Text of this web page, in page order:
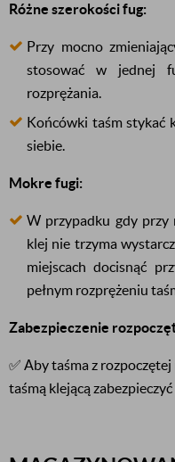
Różne szerokości fug:
Przy mocno
stosować w jednej
rozprężania.
Końcówki taśm stykać
siebie.
Mokre fugi:
W przypadku gdy przy
klej nie trzyma
miejscach docisnąć
pełnym rozprężeniu
Zabezpieczenie
✅ Aby taśma z
taśmą klejącą